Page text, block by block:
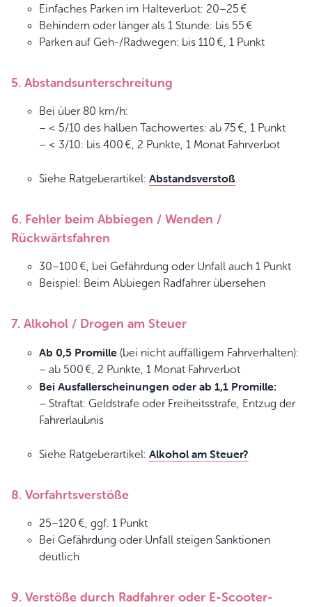
Einfaches Parken im Halteverbot: 20–25 €
Behindern oder länger als 1 Stunde: bis 55 €
Parken auf Geh-/Radwegen: bis 110 €, 1 Punkt
5. Abstandsunterschreitung
Bei über 80 km/h:
– < 5/10 des halben Tachowertes: ab 75 €, 1 Punkt
– < 3/10: bis 400 €, 2 Punkte, 1 Monat Fahrverbot
Siehe Ratgeberartikel: Abstandsverstoß
6. Fehler beim Abbiegen / Wenden /
Rückwärtsfahren
30–100 €, bei Gefährdung oder Unfall auch 1 Punkt
Beispiel: Beim Abbiegen Radfahrer übersehen
7. Alkohol / Drogen am Steuer
Ab 0,5 Promille (bei nicht auffälligem Fahrverhalten):
– ab 500 €, 2 Punkte, 1 Monat Fahrverbot
Bei Ausfallerscheinungen oder ab 1,1 Promille:
– Straftat: Geldstrafe oder Freiheitsstrafe, Entzug der
Fahrerlaubnis
Siehe Ratgeberartikel: Alkohol am Steuer?
8. Vorfahrtsverstöße
25–120 €, ggf. 1 Punkt
Bei Gefährdung oder Unfall steigen Sanktionen
deutlich
9. Verstöße durch Radfahrer oder E-Scooter-